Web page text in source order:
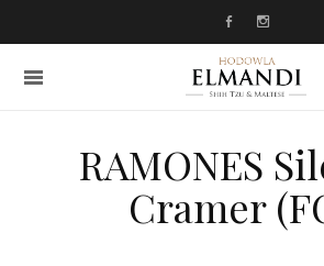
RAMONES
Cramer